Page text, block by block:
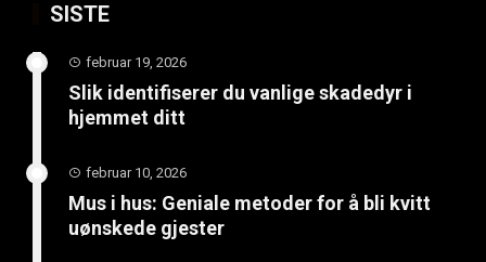
SISTE
februar 19, 2026
Slik identifiserer du vanlige skadedyr i
hjemmet ditt
februar 10, 2026
Mus i hus: Geniale metoder for å bli kvitt
uønskede gjester